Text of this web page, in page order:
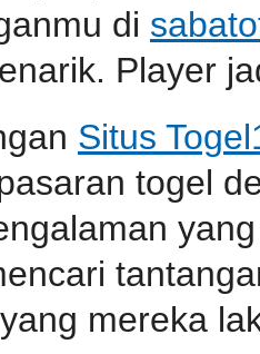
di
Player
Situs
togel
mereka